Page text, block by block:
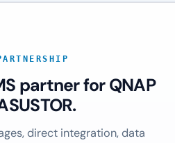
partner for QNAP
direct integration, data